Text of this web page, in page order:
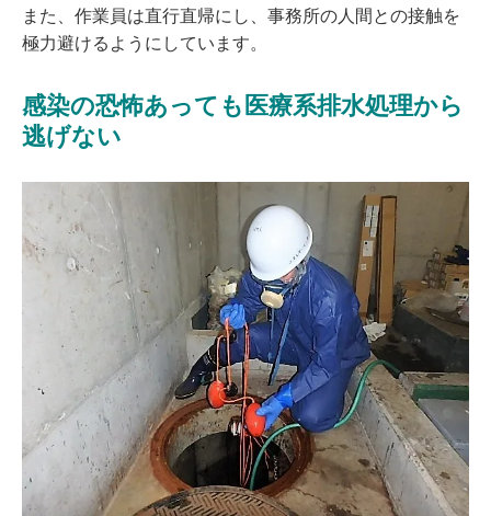
また、作業員は直行直帰にし、事務所の人間との接触を
極力避けるようにしています。
感染の恐怖あっても医療系排水処理から
逃げない